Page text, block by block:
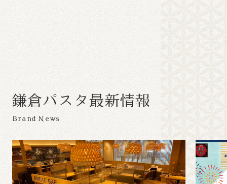
鎌倉パ ス タ最新情報
Brand News